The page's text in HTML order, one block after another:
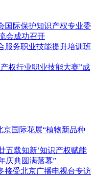
国际保护知识产权专业委
会成功召开
服务职业技能提升培训班
权行业职业技能大赛”成
京国际花展“植物新品种
五载知新’知识产权赋能
庆典圆满落幕”
接受北京广播电视台专访